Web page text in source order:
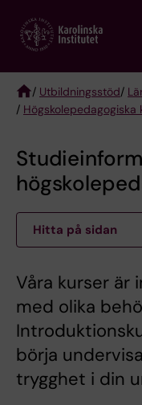
main
Breadcrumb
/ Utbildningsstöd/
/ Högskolepedagogiska
Hitta på sidan
Våra kurser är
med olika
börja
trygghet i din